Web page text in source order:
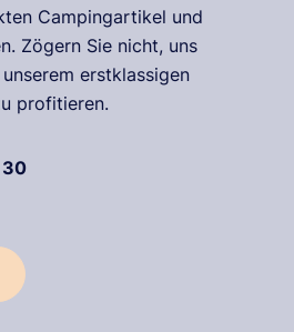
Campingartikel und
Zögern Sie nicht, uns
erstklassigen
profitieren.
30